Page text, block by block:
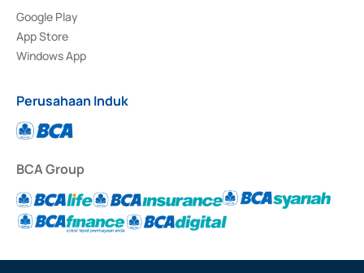
Google Play
App Store
Windows App
Perusahaan Induk
BCA Group